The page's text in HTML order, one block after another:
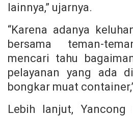
lainnya,” ujarnya.
“Karena adanya
bersama teman-
mencari tahu
pelayanan yang ada
bongkar muat
Lebih lanjut, Yancong